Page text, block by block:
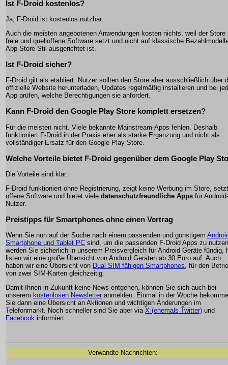
Ist F-Droid kostenlos?
Ja, F-Droid ist kostenlos nutzbar.
Auch die meisten angebotenen Anwendungen kosten nichts, weil der Store
freie und quelloffene Software setzt und nicht auf klassische
App-Store-Stil ausgerichtet ist.
Ist F-Droid sicher?
F-Droid gilt als etabliert. Nutzer sollten den Store aber ausschließlich über
offizielle Website herunterladen, Updates regelmäßig installieren und bei
App prüfen, welche Berechtigungen sie anfordert.
Kann F-Droid den Google Play Store komplett ersetzen?
Für die meisten nicht. Viele bekannte Mainstream-Apps fehlen. Deshalb
funktioniert F-Droid in der Praxis eher als starke Ergänzung und nicht als
vollständiger Ersatz für den Google Play Store.
Welche Vorteile bietet F-Droid gegenüber dem Google Play
Die Vorteile sind klar.
F-Droid funktioniert ohne Registrierung, zeigt keine Werbung im Store,
offene Software und bietet viele datenschutzfreundliche Apps für Android-
Nutzer.
Preistipps für Smartphones ohne einen Vertrag
Wenn Sie nun auf der Suche nach einem passenden und günstigem
Smartphone und Tablet PC sind, um die passenden F-Droid Apps zu
werden Sie sicherlich in unserem Preisvergleich für Android Geräte fündig,
listen wir eine große Übersicht von Android Geräten ab 30 Euro auf. Auch
haben wir eine Übersicht von Dual SIM fähigen Smartphones, für den
von zwei SIM-Karten gleichzeitig.
Damit Ihnen in Zukunft keine News entgehen, können Sie sich auch bei
unserem kostenlosen Newsletter anmelden. Einmal in der Woche
Sie dann eine Übersicht an Aktionen und wichtigen Änderungen im
Telefonmarkt. Noch schneller sind Sie aber via X (ehemals Twitter) und
Facebook informiert.
Verwandte Nachrichten: